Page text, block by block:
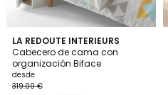
LA REDOUTE INTERIEURS
Cabecero de cama con
organización Biface
desde
319.00 €
4,1
/ 5